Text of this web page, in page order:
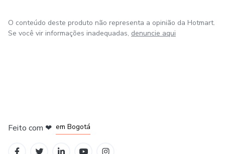
O conteúdo deste produto não representa a opinião da Hotmart.
Se você vir informações inadequadas, denuncie aqui
Feito com ❤ em Bogotá